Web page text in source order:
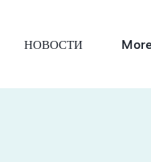
НОВОСТИ More